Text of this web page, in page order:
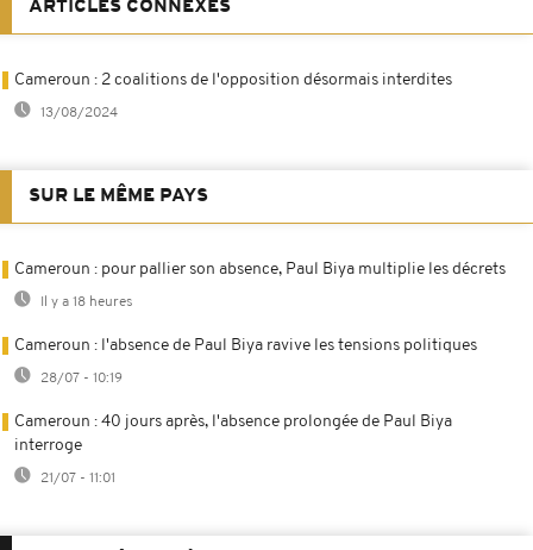
ARTICLES CONNEXES
Cameroun : 2 coalitions de l'opposition désormais interdites
13/08/2024
SUR LE MÊME PAYS
Cameroun : pour pallier son absence, Paul Biya multiplie les décrets
Il y a 18 heures
Cameroun : l'absence de Paul Biya ravive les tensions politiques
28/07 - 10:19
Cameroun : 40 jours après, l'absence prolongée de Paul Biya
interroge
21/07 - 11:01